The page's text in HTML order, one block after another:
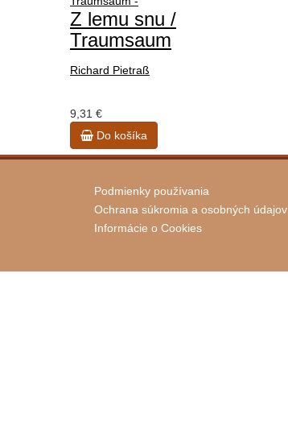
Z lemu snu /
Traumsaum
Richard Pietraß
9,31 €
Do košíka
Podmienky používania
Ochrana súkromia a osobných údajov
Informácie o Cookies